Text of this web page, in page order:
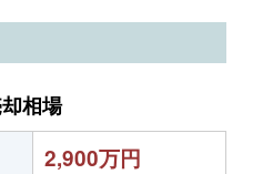
相場
2,900万円